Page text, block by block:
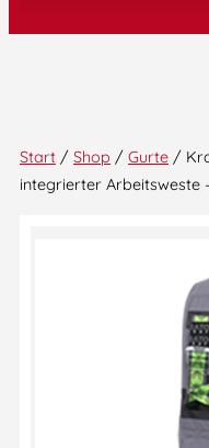
Start / Shop / Gurte /
integrierter Arbeitsweste